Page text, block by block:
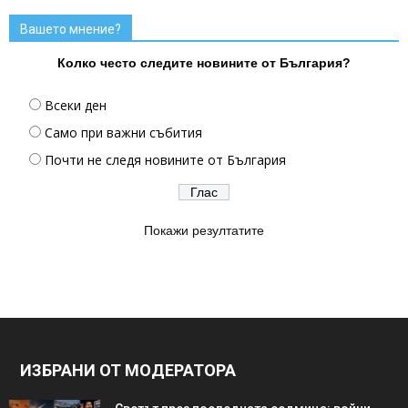
Вашето мнение?
Колко често следите новините от България?
Всеки ден
Само при важни събития
Почти не следя новините от България
Покажи резултатите
ИЗБРАНИ ОТ МОДЕРАТОРА